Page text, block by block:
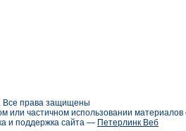
Все права защищены
или частичном использовании
и поддержка сайта — Петерлинк Веб